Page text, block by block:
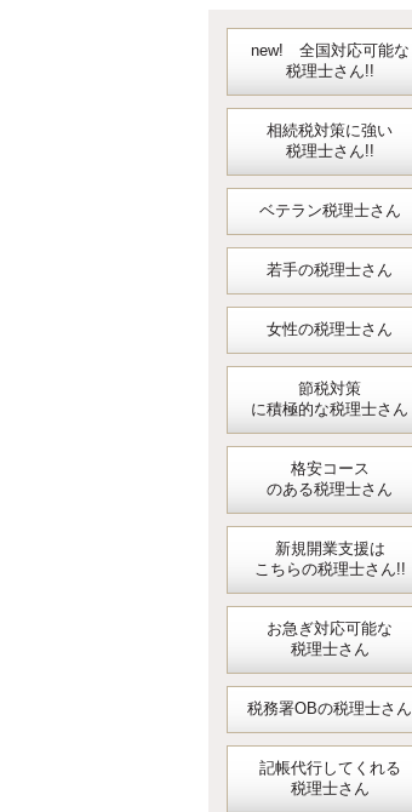
new! 全国対応可能な
税理士さん!!
相続税対策に強い
税理士さん!!
ベテラン税理士さん
若手の税理士さん
女性の税理士さん
節税対策
に積極的な税理士さん
格安コース
のある税理士さん
新規開業支援は
こちらの税理士さん!!
お急ぎ対応可能な
税理士さん
税務署OBの税理士さん
記帳代行してくれる
税理士さん